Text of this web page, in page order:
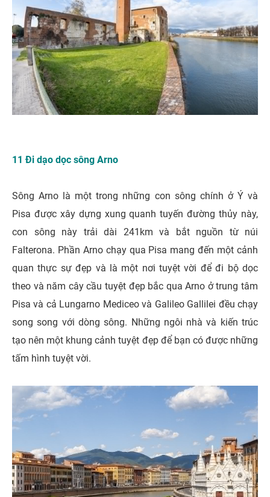
11 Đi dạo dọc sông Arno
Sông Arno là một trong những con sông chính ở Ý và
Pisa được xây dựng xung quanh tuyến đường thủy này,
con sông này trải dài 241km và bắt nguồn từ núi
Falterona. Phần Arno chạy qua Pisa mang đến một cảnh
quan thực sự đẹp và là một nơi tuyệt vời để đi bộ dọc
theo và năm cây cầu tuyệt đẹp bắc qua Arno ở trung tâm
Pisa và cả Lungarno Mediceo và Galileo Gallilei đều chạy
song song với dòng sông. Những ngôi nhà và kiến ​​trúc
tạo nên một khung cảnh tuyệt đẹp để bạn có được những
tấm hình tuyệt vời.